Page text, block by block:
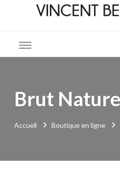
Brut Nature
Accueil Boutique en ligne